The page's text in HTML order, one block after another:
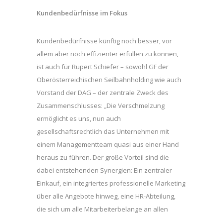
Kundenbedürfnisse im Fokus
Kundenbedürfnisse künftig noch besser, vor
allem aber noch effizienter erfüllen zu können,
ist auch für Rupert Schiefer – sowohl GF der
Oberösterreichischen Seilbahnholding wie auch
Vorstand der DAG – der zentrale Zweck des
Zusammenschlusses: „Die Verschmelzung
ermöglicht es uns, nun auch
gesellschaftsrechtlich das Unternehmen mit
einem Managementteam quasi aus einer Hand
heraus zu führen. Der große Vorteil sind die
dabei entstehenden Synergien: Ein zentraler
Einkauf, ein integriertes professionelle Marketing
über alle Angebote hinweg, eine HR-Abteilung,
die sich um alle Mitarbeiterbelange an allen